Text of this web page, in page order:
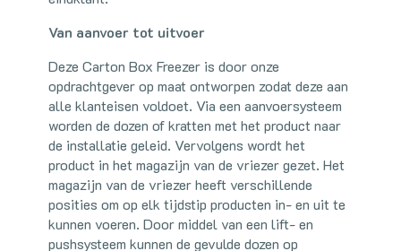
Van aanvoer tot uitvoer
Deze Carton Box Freezer is door onze
opdrachtgever op maat ontworpen zodat deze aan
alle klanteisen voldoet. Via een aanvoersysteem
worden de dozen of kratten met het product naar
de installatie geleid. Vervolgens wordt het
product in het magazijn van de vriezer gezet. Het
magazijn van de vriezer heeft verschillende
posities om op elk tijdstip producten in- en uit te
kunnen voeren. Door middel van een lift- en
pushsysteem kunnen de gevulde dozen op